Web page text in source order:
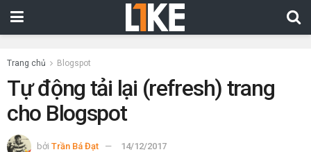
Trang chủ Blogspot
Tự động tải lại (refresh) trang
cho Blogspot
bởi Trần Bá Đạt 14/12/2017